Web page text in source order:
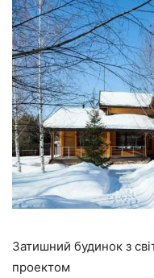
Затишний будинок з
проектом